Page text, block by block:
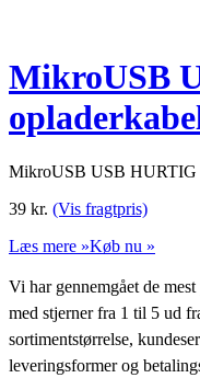
MikroUSB
MikroUSB USB HURTIG
39 kr. (Vis fragtpris)
Læs mere »Køb nu »
Vi har gennemgået de
med stjerner fra 1 til 5 ud
sortimentstørrelse,
leveringsformer og